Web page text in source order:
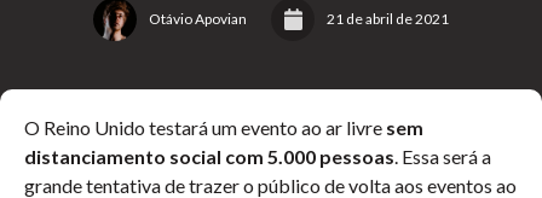
Otávio Apovian 21 de abril de 2021
O Reino Unido testará um evento ao ar livre sem
distanciamento social com 5.000 pessoas. Essa será a
grande tentativa de trazer o público de volta aos eventos ao